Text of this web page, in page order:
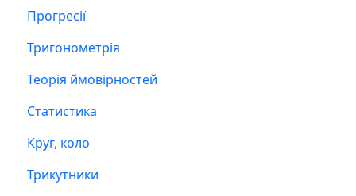
Прогресії
Тригонометрія
Теорія ймовірностей
Статистика
Круг, коло
Трикутники